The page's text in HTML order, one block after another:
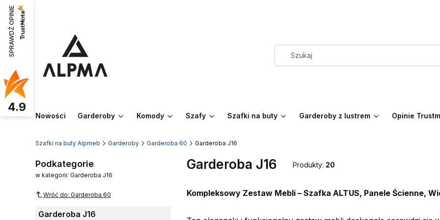
Nowości Garderoby Komody Szafy Szafki na buty Garderoby z lustrem Opinie
Szafki na buty Alpmeb Garderoby Garderoba 60 Garderoba J16
Podkategorie
w kategorii: Garderoba J16
Wróć do: Garderoba 60
Garderoba J16
Garderoba J16 Produkty: 20
Kompleksowy Zestaw Mebli – Szafka ALTUS, Panele Ścienne,
SPRAWDŹ OPINIE
4.9